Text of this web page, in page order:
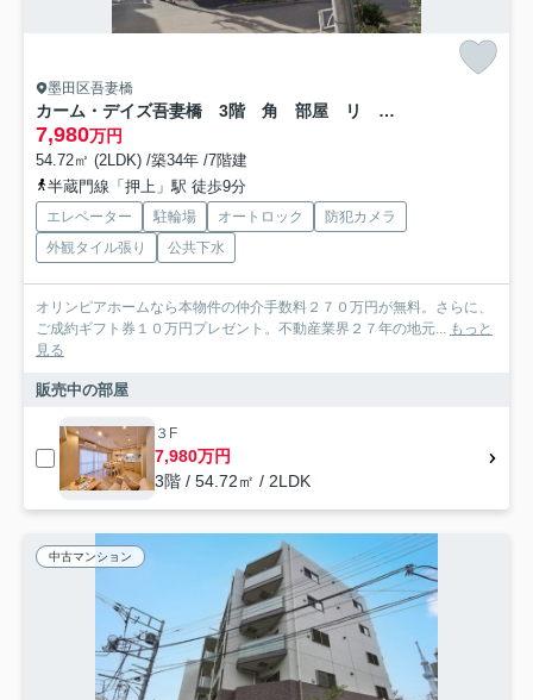
墨田区吾妻橋
カーム・デイズ吾妻橋 3階 角 部屋 リ ノベーション
7,980万円
54.72㎡ (2LDK) /築34年 /7階建
半蔵門線「押上」駅 徒歩9分
エレベーター 駐輪場 オートロック
防犯カメラ
外観タイル張り
公共下水
オリンピアホームなら本物件の仲介手数料２７０万円が無料。さらに、
ご成約ギフト券１０万円プレゼント。不動産業界２７年の地元... もっと
見る
販売中の部屋
３F
7,980万円
3階 / 54.72㎡ / 2LDK
中古マンション